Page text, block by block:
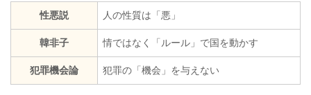
性悪説 人の性質は「悪」
韓非子 情ではなく「ルール」で国を動かす
犯罪機会論 犯罪の「機会」を与えない